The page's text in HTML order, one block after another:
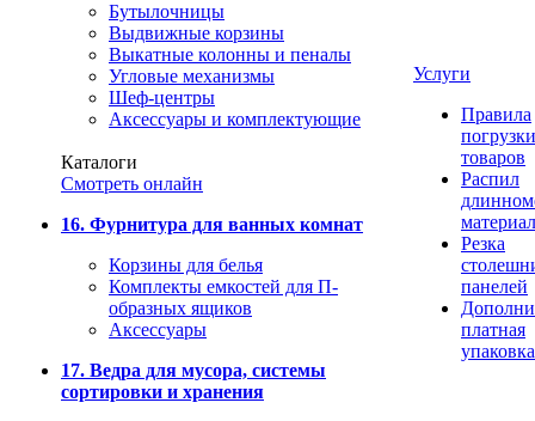
Бутылочницы
Выдвижные корзины
Выкатные колонны и пеналы
Угловые механизмы
Шеф-центры
Аксессуары и комплектующие
Каталоги
Смотреть онлайн
16. Фурнитура для ванных комнат
Корзины для белья
Комплекты емкостей для П-
образных ящиков
Аксессуары
17. Ведра для мусора, системы
сортировки и хранения
Услуги
Правила
погрузки
товаров
Распил
Резка
панелей
платная
упаковка